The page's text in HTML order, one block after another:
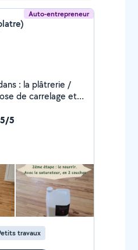
Auto-entrepreneur
chantier est
le temps
je propose des
rapidement.
EasyPro Plâtre Plaquiste Carreleur Peintre
5
travaux